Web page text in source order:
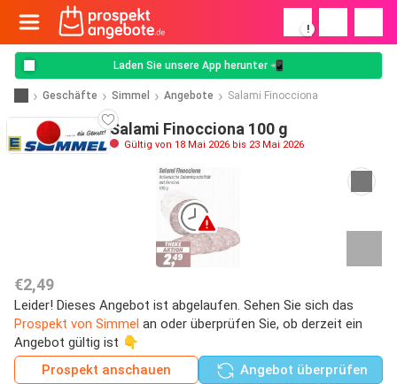
!
Laden Sie unsere App herunter 📲
Geschäfte Simmel Angebote Salami Finocciona
Salami Finocciona 100 g
Gültig von 18 Mai 2026 bis 23 Mai 2026
€2,49
Leider! Dieses Angebot ist abgelaufen. Sehen Sie sich das
Prospekt von Simmel an oder überprüfen Sie, ob derzeit ein
Angebot gültig ist 👇
Prospekt anschauen
Angebot überprüfen